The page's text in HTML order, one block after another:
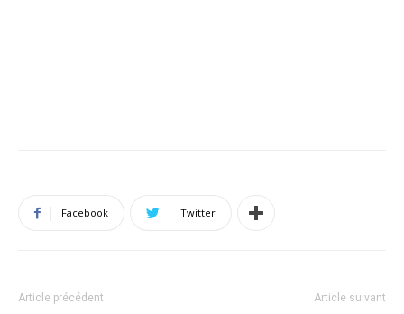
Facebook Twitter
Article précédent Article suivant